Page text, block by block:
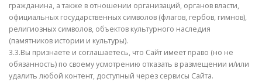
гражданина, а также в отношении организаций, органов власти,
официальных государственных символов (флагов, гербов, гимнов),
религиозных символов, объектов культурного наследия
(памятников истории и культуры).
3.3.Вы признаете и соглашаетесь, что Сайт имеет право (но не
обязанность) по своему усмотрению отказать в размещении и/или
удалить любой контент, доступный через сервисы Сайта.